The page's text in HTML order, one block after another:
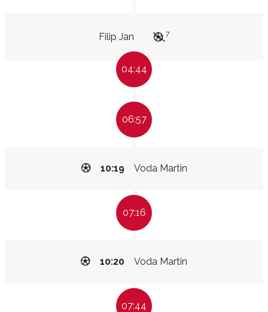
Filip Jan 7
04:44
06:57
Voda Martin
10:19
07:16
Voda Martin
10:20
07:44